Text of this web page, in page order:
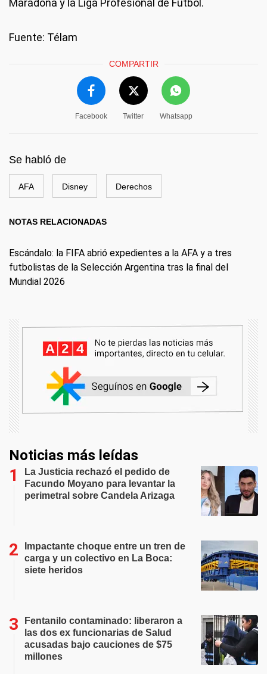
Maradona y la Liga Profesional de Fútbol.
Fuente: Télam
COMPARTIR
Facebook Twitter Whatsapp
Se habló de
AFA Disney Derechos
NOTAS RELACIONADAS
Escándalo: la FIFA abrió expedientes a la AFA y a tres
futbolistas de la Selección Argentina tras la final del
Mundial 2026
Noticias más leídas
La Justicia rechazó el pedido de
Facundo Moyano para levantar la
perimetral sobre Candela Arizaga
Impactante choque entre un tren de
carga y un colectivo en La Boca:
siete heridos
Fentanilo contaminado: liberaron a
las dos ex funcionarias de Salud
acusadas bajo cauciones de $75
millones